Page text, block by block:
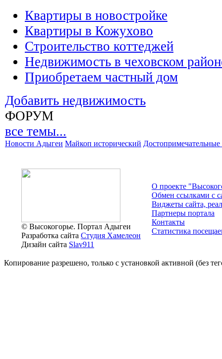
Квартиры в новостройке
Квартиры в Кожухово
Строительство коттеджей
Недвижимость в чеховском
Приобретаем частный дом
Добавить недвижимость
ФОРУМ
все темы...
Новости Адыгеи Майкоп исторический Достопримечательные
© Высокогорье. Портал Адыгеи
Разработка сайта Студия Хамелеон
Дизайн сайта Slav911
О проекте
Обмен ссылками c
Виджеты сайта,
Партнеры портала
Контакты
Статистика
Копирование разрешено, только с установкой активной (без